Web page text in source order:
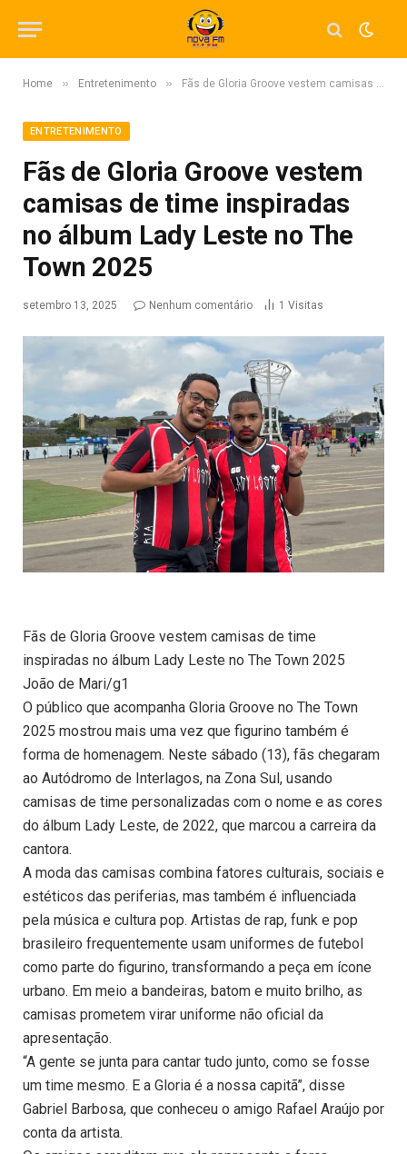
Home » Entretenimento » Fãs de Gloria Groove vestem camisas de time inspiradas no álbum Lady Leste no The Town 2025
ENTRETENIMENTO
Fãs de Gloria Groove vestem
camisas de time inspiradas
no álbum Lady Leste no The
Town 2025
setembro 13, 2025 Nenhum comentário 1 Visitas
Fãs de Gloria Groove vestem camisas de time
inspiradas no álbum Lady Leste no The Town 2025
João de Mari/g1
O público que acompanha Gloria Groove no The Town
2025 mostrou mais uma vez que figurino também é
forma de homenagem. Neste sábado (13), fãs chegaram
ao Autódromo de Interlagos, na Zona Sul, usando
camisas de time personalizadas com o nome e as cores
do álbum Lady Leste, de 2022, que marcou a carreira da
cantora.
A moda das camisas combina fatores culturais, sociais e
estéticos das periferias, mas também é influenciada
pela música e cultura pop. Artistas de rap, funk e pop
brasileiro frequentemente usam uniformes de futebol
como parte do figurino, transformando a peça em ícone
urbano. Em meio a bandeiras, batom e muito brilho, as
camisas prometem virar uniforme não oficial da
apresentação.
“A gente se junta para cantar tudo junto, como se fosse
um time mesmo. E a Gloria é a nossa capitã”, disse
Gabriel Barbosa, que conheceu o amigo Rafael Araújo por
conta da artista.